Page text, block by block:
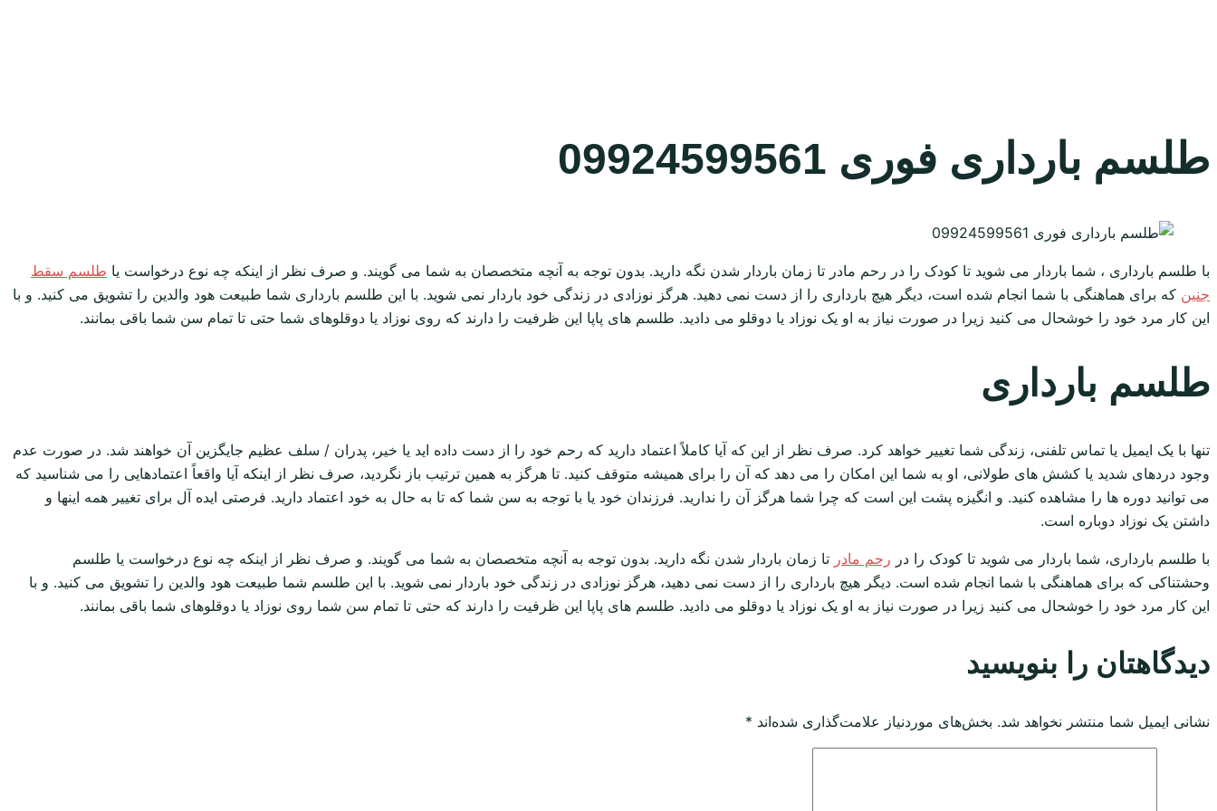
طلسم بارداری فوری 09924599561
با طلسم بارداری ، شما باردار می شوید تا کودک را در رحم مادر تا زمان باردار شدن نگه دارید. بدون توجه به آنچه متخصصان به شما می گویند. و صرف نظر از اینکه چه نوع درخواست یا طلسم سقط
جنین که برای هماهنگی با شما انجام شده است، دیگر هیچ بارداری را از دست نمی دهید. هرگز نوزادی در زندگی خود باردار نمی شوید. با این طلسم بارداری شما طبیعت هود والدین را تشویق می کنید. و با
این کار مرد خود را خوشحال می کنید زیرا در صورت نیاز به او یک نوزاد یا دوقلو می دادید. طلسم های پاپا این ظرفیت را دارند که روی نوزاد یا دوقلوهای شما حتی تا تمام سن شما باقی بمانند.
طلسم بارداری
تنها با یک ایمیل یا تماس تلفنی، زندگی شما تغییر خواهد کرد. صرف نظر از این که آیا کاملاً اعتماد دارید که رحم خود را از دست داده اید یا خیر، پدران / سلف عظیم جایگزین آن خواهند شد. در صورت عدم
وجود دردهای شدید یا کشش های طولانی، او به شما این امکان را می دهد که آن را برای همیشه متوقف کنید. تا هرگز به همین ترتیب باز نگردید، صرف نظر از اینکه آیا واقعاً اعتمادهایی را می شناسید که
می توانید دوره ها را مشاهده کنید. و انگیزه پشت این است که چرا شما هرگز آن را ندارید. فرزندان خود یا با توجه به سن شما که تا به حال به خود اعتماد دارید. فرصتی ایده آل برای تغییر همه اینها و
داشتن یک نوزاد دوباره است.
با طلسم بارداری، شما باردار می شوید تا کودک را در رحم مادر تا زمان باردار شدن نگه دارید. بدون توجه به آنچه متخصصان به شما می گویند. و صرف نظر از اینکه چه نوع درخواست یا طلسم
وحشتناکی که برای هماهنگی با شما انجام شده است. دیگر هیچ بارداری را از دست نمی دهید، هرگز نوزادی در زندگی خود باردار نمی شوید. با این طلسم شما طبیعت هود والدین را تشویق می کنید. و با
این کار مرد خود را خوشحال می کنید زیرا در صورت نیاز به او یک نوزاد یا دوقلو می دادید. طلسم های پاپا این ظرفیت را دارند که حتی تا تمام سن شما روی نوزاد یا دوقلوهای شما باقی بمانند.
دیدگاهتان را بنویسید
نشانی ایمیل شما منتشر نخواهد شد. بخش‌های موردنیاز علامت‌گذاری شده‌اند *